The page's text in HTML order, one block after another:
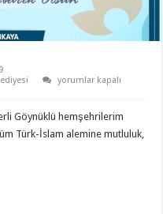
için
yorumlar kapalı
Göynüklü hemşehrilerim
Türk-İslam alemine mutluluk,